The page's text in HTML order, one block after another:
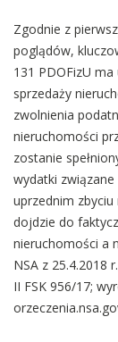
Zgodnie z
poglądów,
131 PDOFizU
sprzedaży
zwolnienia
nieruchomości
zostanie
wydatki
uprzednim
dojdzie do
nieruchomości a
NSA z 25.4.2018
II FSK 956/17;